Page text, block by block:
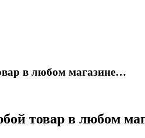
в любом магазине…
товар в любом